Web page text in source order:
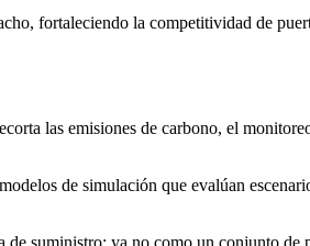
fortaleciendo la competitividad de
las emisiones de carbono, el
de simulación que evalúan
suministro: ya no como un conjunto de